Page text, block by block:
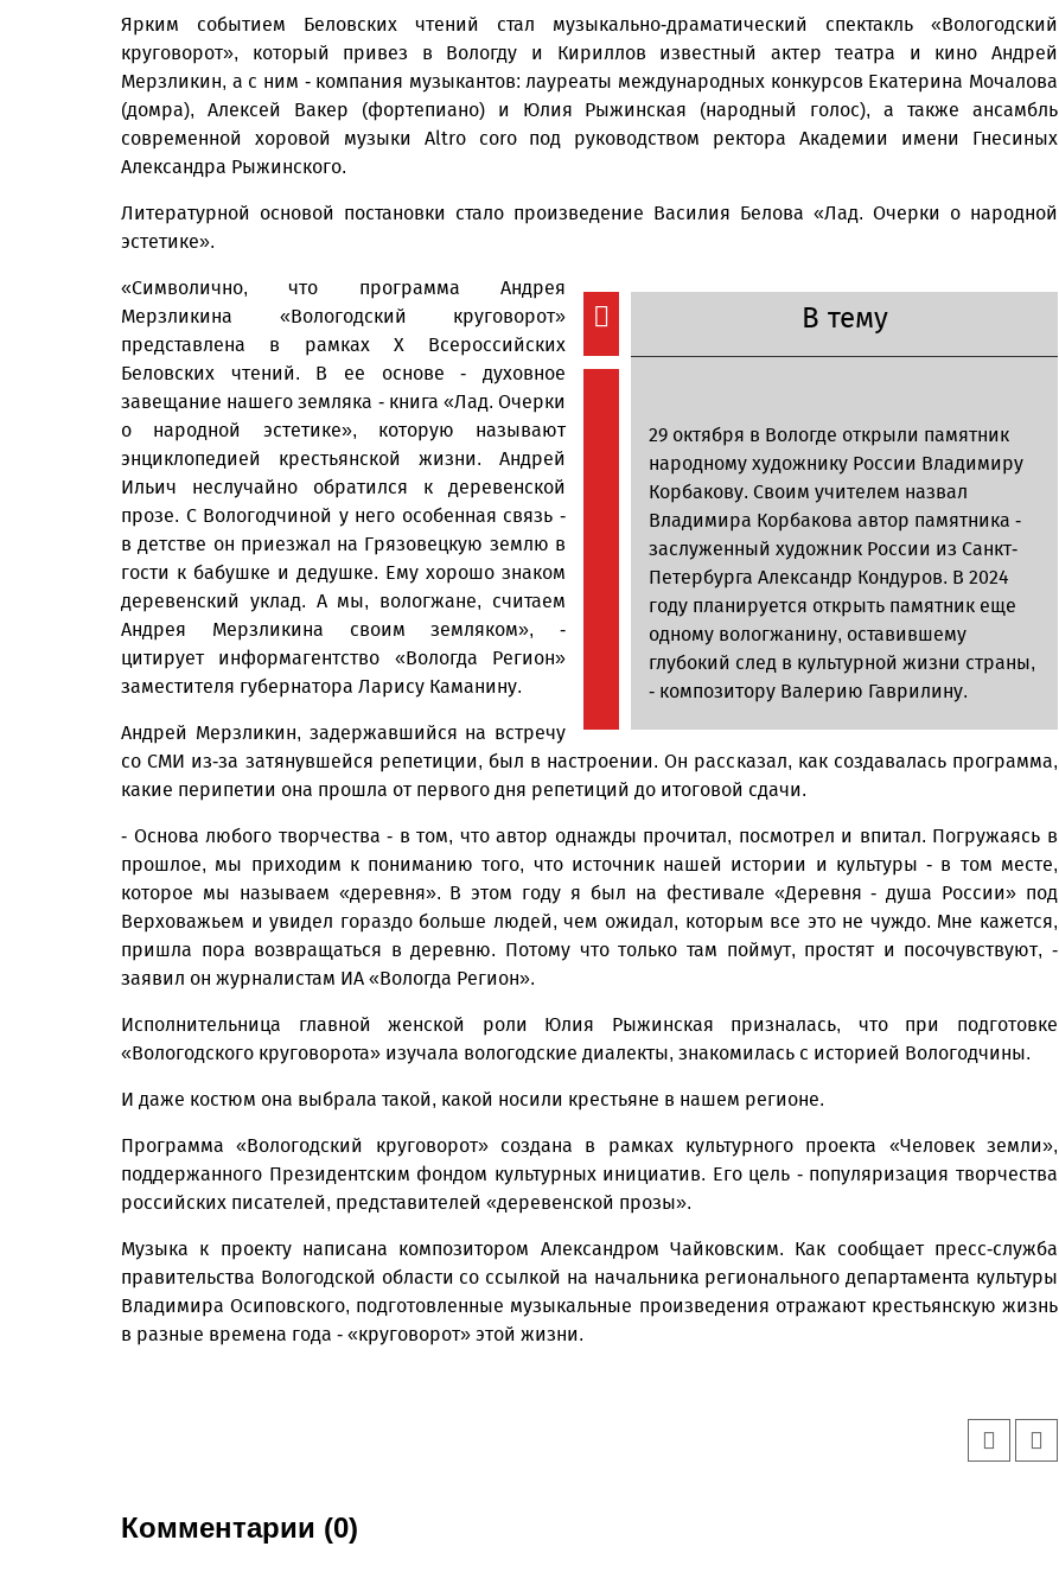
Ярким событием Беловских чтений стал музыкально-драматический спектакль «Вологодский
круговорот», который привез в Вологду и Кириллов известный актер театра и кино Андрей
Мерзликин, а с ним - компания музыкантов: лауреаты международных конкурсов Екатерина Мочалова
(домра), Алексей Вакер (фортепиано) и Юлия Рыжинская (народный голос), а также ансамбль
современной хоровой музыки Altro coro под руководством ректора Академии имени Гнесиных
Александра Рыжинского.
Литературной основой постановки стало произведение Василия Белова «Лад. Очерки о народной
эстетике».
В тему
29 октября в Вологде открыли памятник
народному художнику России Владимиру
Корбакову. Своим учителем назвал
Владимира Корбакова автор памятника -
заслуженный художник России из Санкт-
Петербурга Александр Кондуров. В 2024
году планируется открыть памятник еще
одному вологжанину, оставившему
глубокий след в культурной жизни страны,
- композитору Валерию Гаврилину.
«Символично, что программа Андрея
Мерзликина «Вологодский круговорот»
представлена в рамках Х Всероссийских
Беловских чтений. В ее основе - духовное
завещание нашего земляка - книга «Лад. Очерки
о народной эстетике», которую называют
энциклопедией крестьянской жизни. Андрей
Ильич неслучайно обратился к деревенской
прозе. С Вологодчиной у него особенная связь -
в детстве он приезжал на Грязовецкую землю в
гости к бабушке и дедушке. Ему хорошо знаком
деревенский уклад. А мы, вологжане, считаем
Андрея Мерзликина своим земляком», -
цитирует информагентство «Вологда Регион»
заместителя губернатора Ларису Каманину.
Андрей Мерзликин, задержавшийся на встречу
со СМИ из-за затянувшейся репетиции, был в настроении. Он рассказал, как создавалась программа,
какие перипетии она прошла от первого дня репетиций до итоговой сдачи.
- Основа любого творчества - в том, что автор однажды прочитал, посмотрел и впитал. Погружаясь в
прошлое, мы приходим к пониманию того, что источник нашей истории и культуры - в том месте,
которое мы называем «деревня». В этом году я был на фестивале «Деревня - душа России» под
Верховажьем и увидел гораздо больше людей, чем ожидал, которым все это не чуждо. Мне кажется,
пришла пора возвращаться в деревню. Потому что только там поймут, простят и посочувствуют, -
заявил он журналистам ИА «Вологда Регион».
Исполнительница главной женской роли Юлия Рыжинская призналась, что при подготовке
«Вологодского круговорота» изучала вологодские диалекты, знакомилась с историей Вологодчины.
И даже костюм она выбрала такой, какой носили крестьяне в нашем регионе.
Программа «Вологодский круговорот» создана в рамках культурного проекта «Человек земли»,
поддержанного Президентским фондом культурных инициатив. Его цель - популяризация творчества
российских писателей, представителей «деревенской прозы».
Музыка к проекту написана композитором Александром Чайковским. Как сообщает пресс-служба
правительства Вологодской области со ссылкой на начальника регионального департамента культуры
Владимира Осиповского, подготовленные музыкальные произведения отражают крестьянскую жизнь
в разные времена года - «круговорот» этой жизни.
Комментарии (0)